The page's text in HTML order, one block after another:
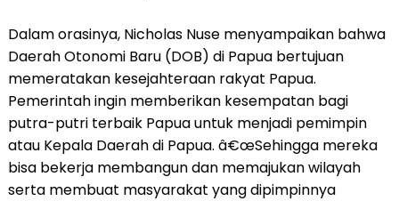
Dalam orasinya, Nicholas Nuse menyampaikan bahwa
Daerah Otonomi Baru (DOB) di Papua bertujuan
memeratakan kesejahteraan rakyat Papua.
Pemerintah ingin memberikan kesempatan bagi
putra-putri terbaik Papua untuk menjadi pemimpin
atau Kepala Daerah di Papua. â€œSehingga mereka
bisa bekerja membangun dan memajukan wilayah
serta membuat masyarakat yang dipimpinnya